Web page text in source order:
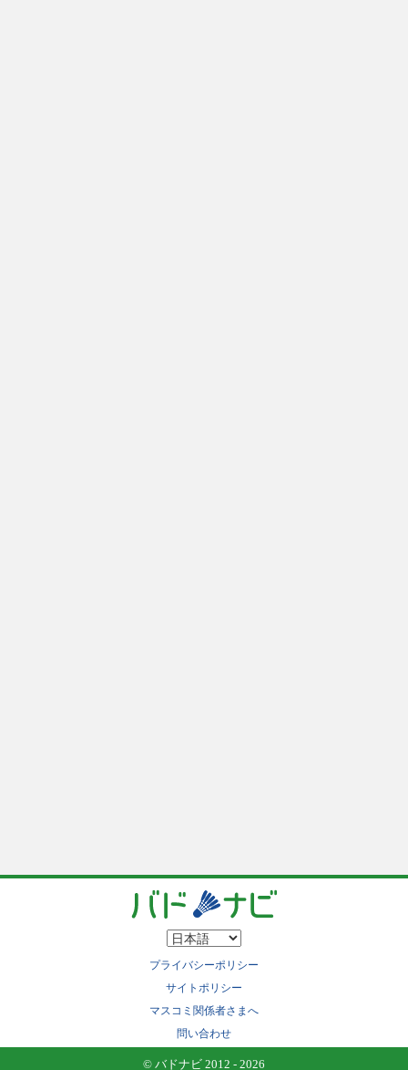
プライバシーポリシー
サイトポリシー
マスコミ関係者さまへ
問い合わせ
© バドナビ 2012 - 2026